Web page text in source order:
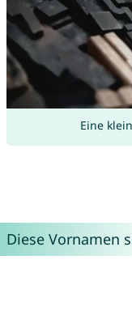
Eine
Diese Vornamen